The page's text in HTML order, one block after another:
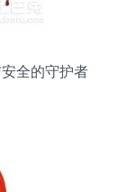
全的守护者